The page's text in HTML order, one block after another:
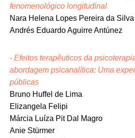
fenomenológico longitudinal
Nara Helena Lopes Pereira da Silva
Andrés Eduardo Aguirre Antúnez
- Efeitos terapêuticos da
abordagem psicanalítica: Uma
públicas
Bruno Huffel de Lima
Elizangela Felipi
Márcia Luíza Pit Dal Magro
Anie Stürmer